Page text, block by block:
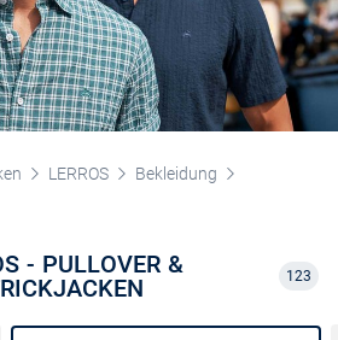
LERROS
Bekleidung
- PULLOVER &
123